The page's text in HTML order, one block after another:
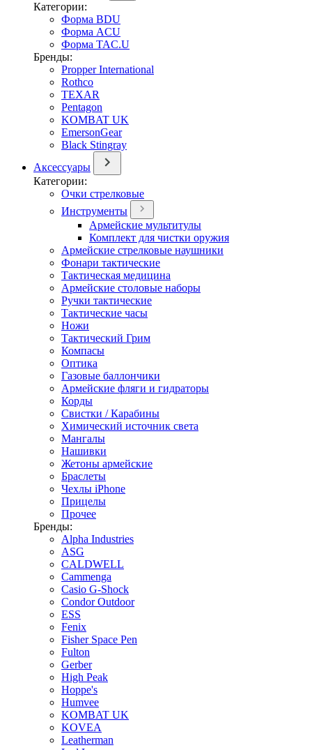
Категории:
Форма BDU
Форма ACU
Форма TAC.U
Бренды:
Propper International
Rothco
TEXAR
Pentagon
KOMBAT UK
EmersonGear
Black Stingray
Аксессуары
Категории:
Очки стрелковые
Инструменты
Армейские мультитулы
Комплект для чистки оружия
Армейские стрелковые наушники
Фонари тактические
Тактическая медицина
Армейские столовые наборы
Ручки тактические
Тактические часы
Ножи
Тактический Грим
Компасы
Оптика
Газовые баллончики
Армейские фляги и гидраторы
Корды
Свистки / Карабины
Химический источник света
Мангалы
Нашивки
Жетоны армейские
Браслеты
Чехлы iPhone
Прицелы
Прочее
Бренды:
Alpha Industries
ASG
CALDWELL
Cammenga
Casio G-Shock
Condor Outdoor
ESS
Fenix
Fisher Space Pen
Fulton
Gerber
High Peak
Hoppe's
Humvee
KOMBAT UK
KOVEA
Leatherman